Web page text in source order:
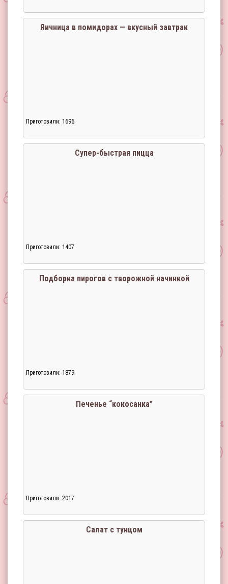
Яичница в помидорах — вкусный завтрак
Приготовили: 1696
Супер-быстрая пицца
Приготовили: 1407
Подборка пирогов с творожной начинкой
Приготовили: 1879
Печенье “кокосанка”
Приготовили: 2017
Салат с тунцом